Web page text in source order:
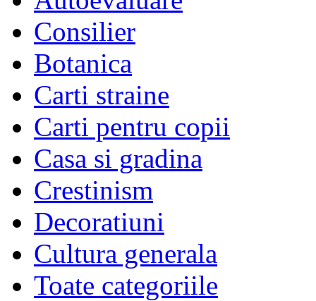
Consilier
Botanica
Carti straine
Carti pentru copii
Casa si gradina
Crestinism
Decoratiuni
Cultura generala
Toate categoriile